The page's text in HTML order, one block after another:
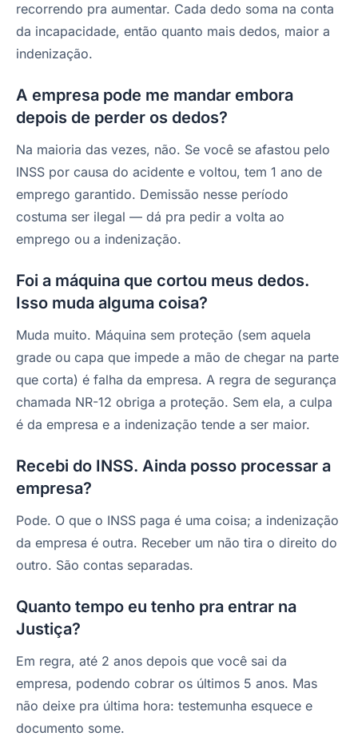
recorrendo pra aumentar. Cada dedo soma na conta
da incapacidade, então quanto mais dedos, maior a
indenização.
A empresa pode me mandar embora
depois de perder os dedos?
Na maioria das vezes, não. Se você se afastou pelo
INSS por causa do acidente e voltou, tem 1 ano de
emprego garantido. Demissão nesse período
costuma ser ilegal — dá pra pedir a volta ao
emprego ou a indenização.
Foi a máquina que cortou meus dedos.
Isso muda alguma coisa?
Muda muito. Máquina sem proteção (sem aquela
grade ou capa que impede a mão de chegar na parte
que corta) é falha da empresa. A regra de segurança
chamada NR-12 obriga a proteção. Sem ela, a culpa
é da empresa e a indenização tende a ser maior.
Recebi do INSS. Ainda posso processar a
empresa?
Pode. O que o INSS paga é uma coisa; a indenização
da empresa é outra. Receber um não tira o direito do
outro. São contas separadas.
Quanto tempo eu tenho pra entrar na
Justiça?
Em regra, até 2 anos depois que você sai da
empresa, podendo cobrar os últimos 5 anos. Mas
não deixe pra última hora: testemunha esquece e
documento some.